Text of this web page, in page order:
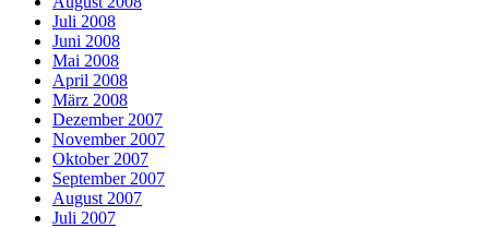
Juli 2008
Juni 2008
Mai 2008
April 2008
März 2008
Dezember 2007
November 2007
Oktober 2007
September 2007
August 2007
Juli 2007